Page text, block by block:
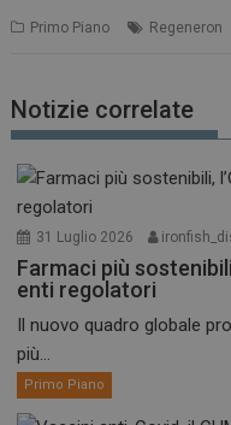
Primo Piano Regeneron
Notizie correlate
31 Luglio 2026
Farmaci più
enti regolatori
Il nuovo quadro globale
più...
Primo Piano